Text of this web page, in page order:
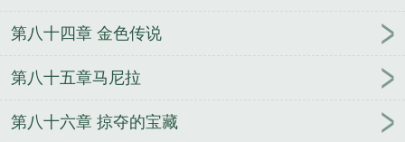
第八十四章 金色传说
第八十五章马尼拉
第八十六章 掠夺的宝藏